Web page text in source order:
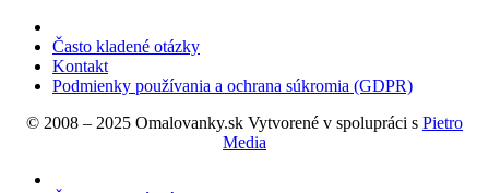
Často kladené otázky
Kontakt
Podmienky používania a ochrana súkromia (GDPR)
© 2008 – 2025 Omalovanky.sk Vytvorené v spolupráci s Pietro
Media